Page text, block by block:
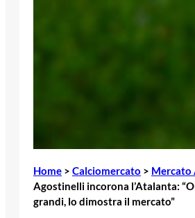
Home > Calciomercato > Mercato
Agostinelli incorona l’Atalanta:
grandi, lo dimostra il mercato”